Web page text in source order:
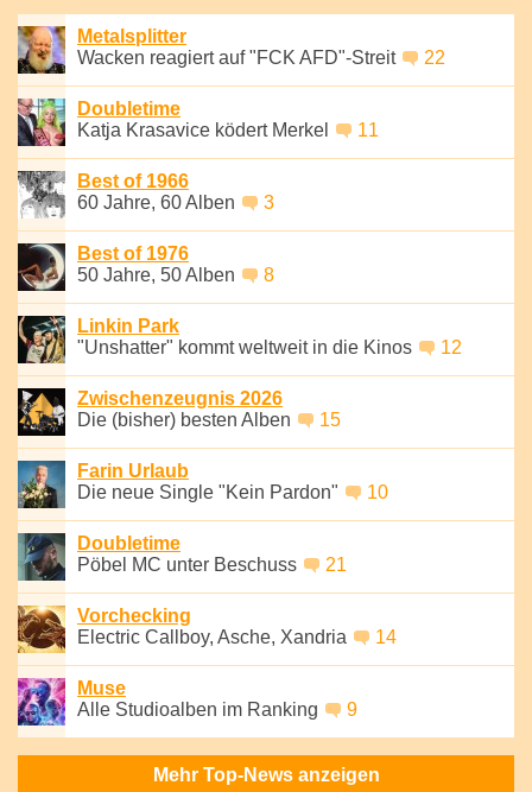
Metalsplitter
Wacken reagiert auf "FCK AFD"-Streit
22
Doubletime
Katja Krasavice ködert Merkel
11
Best of 1966
60 Jahre, 60 Alben
3
Best of 1976
50 Jahre, 50 Alben
8
Linkin Park
"Unshatter" kommt weltweit in die Kinos
12
Zwischenzeugnis 2026
Die (bisher) besten Alben
15
Farin Urlaub
Die neue Single "Kein Pardon"
10
Doubletime
Pöbel MC unter Beschuss
21
Vorchecking
Electric Callboy, Asche, Xandria
14
Muse
Alle Studioalben im Ranking
9
Mehr Top-News anzeigen